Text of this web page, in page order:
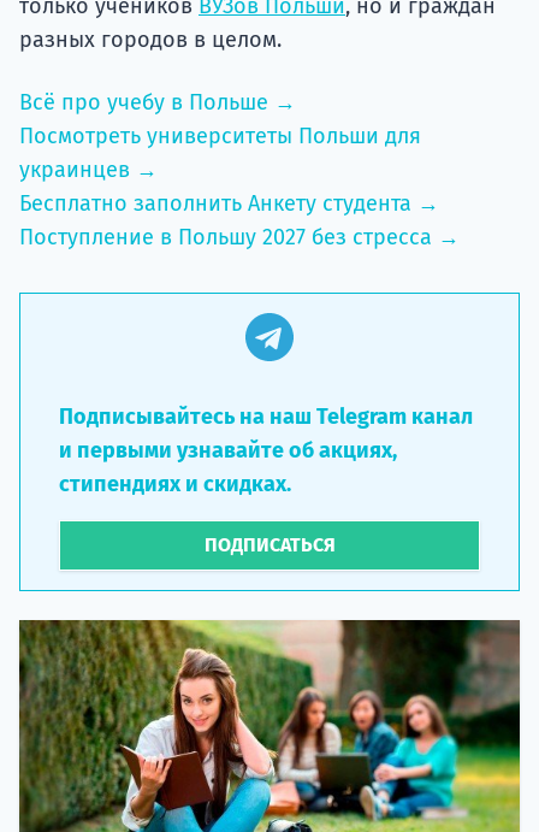
разных городов в целом.
Посмотреть университеты Польши для
украинцев →
Бесплатно заполнить Анкету студента →
Поступление в Польшу 2027 без стресса →
и первыми узнавайте об акциях,
стипендиях и скидках.
ПОДПИСАТЬСЯ